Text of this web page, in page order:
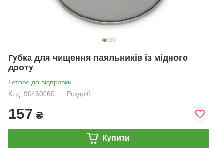
Губка для чищення паяльників із мідного
дроту
Готово до відправки
Код: 90460060
Роздріб
157 ₴
Купити